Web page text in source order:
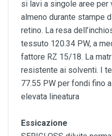
si lavi a singole aree per
almeno durante stampe
retino. La resa
tessuto 120.34 PW, a
fattore RZ 15/18. La
resistente ai solventi. I
77.55 PW per fondi fino
elevata lineatura
Essicazione